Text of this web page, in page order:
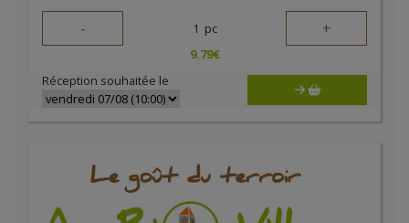
- 1 pc +
9.79€
Réception souhaitée le